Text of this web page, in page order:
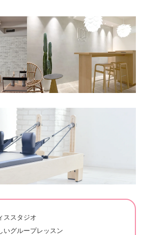
ススタジオ
いグループレッスン